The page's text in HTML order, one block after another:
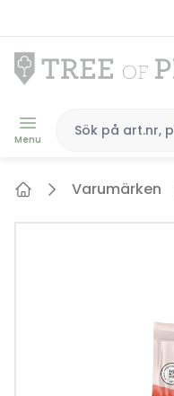
Menu
Varumärken